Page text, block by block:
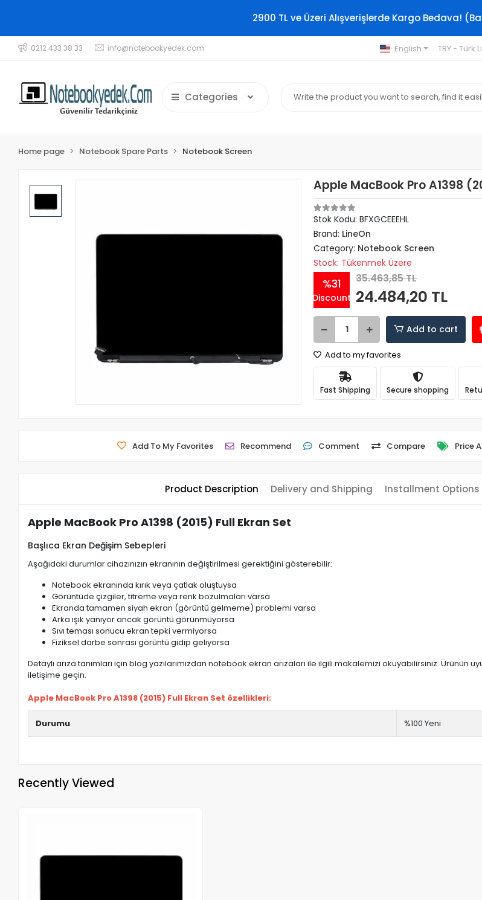
2900 TL ve Üzeri Alışverişlerde Kargo Bedava!
0212 433 38 33 info@notebookyedek.com English TRY - Türk
Categories
Home page Notebook Spare Parts Notebook Screen
Apple MacBook Pro A1398
Stok Kodu: BFXGCEEEHL
Brand: LineOn
Category: Notebook Screen
Stock: Tükenmek Üzere
%31
Discount
35.463,85 TL
24.484,20 TL
Add to cart
Add to my favorites
Fast Shipping Secure shopping
Add To My Favorites Recommend Comment Compare Price
Product Description Delivery and Shipping Installment Options
Apple MacBook Pro A1398 (2015) Full Ekran Set
Başlıca Ekran Değişim Sebepleri
Aşağıdaki durumlar cihazınızın ekranının değiştirilmesi gerektiğini gösterebilir:
Notebook ekranında kırık veya çatlak oluştuysa
Görüntüde çizgiler, titreme veya renk bozulmaları varsa
Ekranda tamamen siyah ekran (görüntü gelmeme) problemi varsa
Arka ışık yanıyor ancak görüntü görünmüyorsa
Sıvı teması sonucu ekran tepki vermiyorsa
Fiziksel darbe sonrası görüntü gidip geliyorsa
Detaylı arıza tanımları için blog yazılarımızdan notebook ekran arızaları ile ilgili makalemizi okuyabilirsiniz.
iletişime geçin.
Apple MacBook Pro A1398 (2015) Full Ekran Set özellikleri:
Durumu %100 Yeni
Recently Viewed